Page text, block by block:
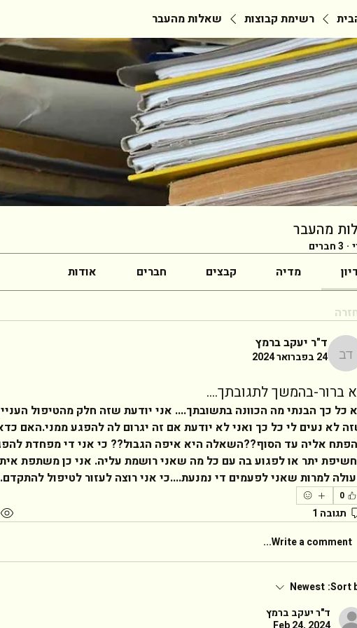
רשימת קבוצות שאלות מהעבר
מהעבר
· 3 חברים
מדיה קבצים חברים אודות
ד"ר יעקב ברמץ
ד"ר יעקב ברמץ
24 בפברואר 2024
ברור-בהמשך לתגובתך....
למרות שאני לפעמים די נמנעת....כי אני רוצה לעזור לטיפול להתקדם.
0
תגובה 1
Write a comment...
Sort
Newest
ד"ר יעקב ברמץ